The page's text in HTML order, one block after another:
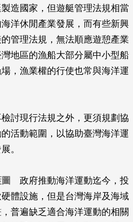
造國家，但遊艇管理法規相當
洋休閒產業發展，而有些新興
管理法規，無法順應遊憩產業
地區的漁船大部分屬中小型船
，漁業權的行使也常與海洋運
討現行法規之外，更須規劃協
活動範圍，以協助臺灣海洋運
。
政府推動海洋運動迄今，投
體設施，但是台灣海岸及海域
普遍缺乏適合海洋運動的相關